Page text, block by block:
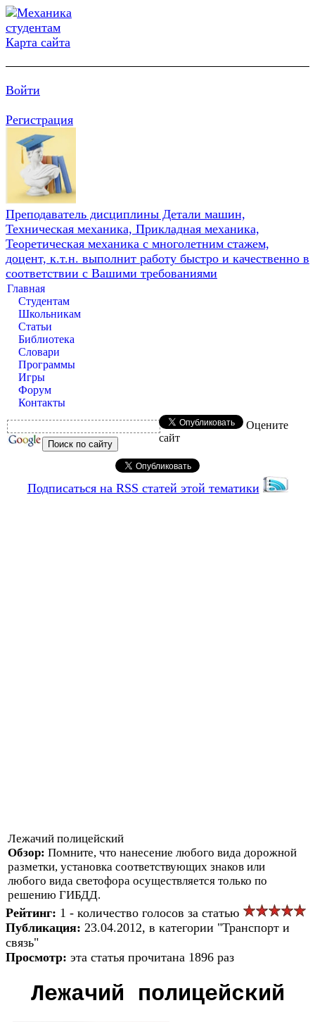
Карта сайта
Войти
Регистрация
Преподаватель дисциплины Детали машин,
Техническая механика, Прикладная механика,
Теоретическая механика с многолетним стажем,
доцент, к.т.н. выполнит работу быстро и качественно в
соответствии с Вашими требованиями
Главная
Студентам
Школьникам
Статьи
Библиотека
Словари
Программы
Игры
Форум
Контакты
Оцените
сайт
Подписаться на RSS статей этой тематики
Лежачий полицейский
Обзор: Помните, что нанесение любого вида дорожной
разметки, установка соответствующих знаков или
любого вида светофора осуществляется только по
решению ГИБДД.
Рейтинг: 1 - количество голосов за статью
Публикация: 23.04.2012, в категории "Транспорт и
связь"
Просмотр: эта статья прочитана 1896 раз
Лежачий полицейский